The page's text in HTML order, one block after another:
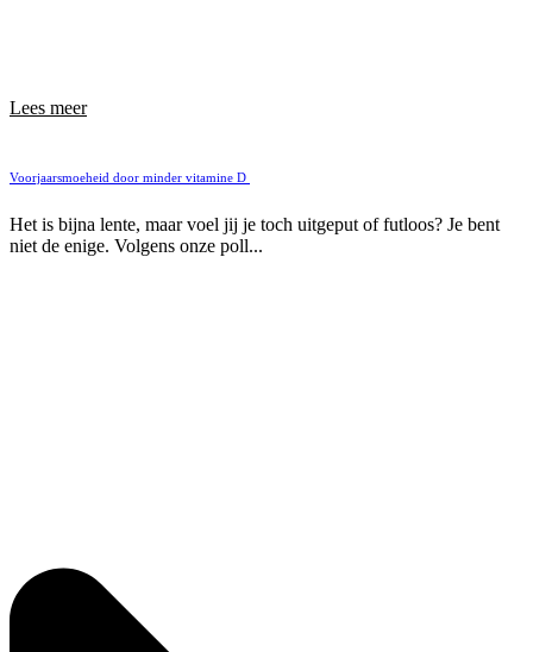
Lees meer
Voorjaarsmoeheid door minder vitamine D
Het is bijna lente, maar voel jij je toch uitgeput of futloos? Je bent
niet de enige. Volgens onze poll...